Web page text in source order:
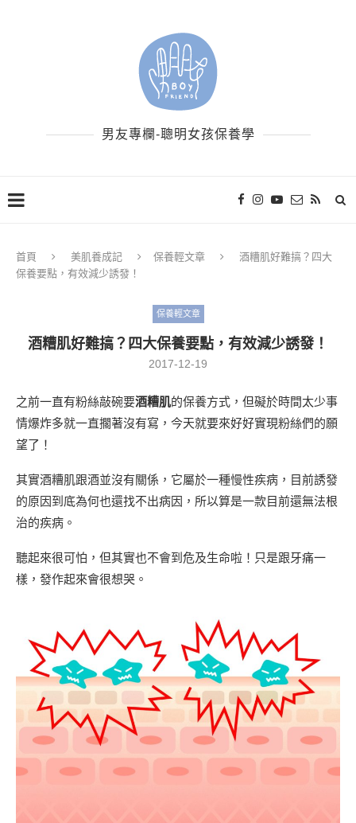
男友專欄-聰明女孩保養學
首頁 美肌養成記 保養輕文章
酒糟肌好難搞？四大
保養要點，有效減少誘發！
保養輕文章
酒糟肌好難搞？四大保養要點，有效減少誘發！
2017-12-19
之前一直有粉絲敲碗要酒糟肌的保養方式，但礙於時間太少事
情爆炸多就一直擱著沒有寫，今天就要來好好實現粉絲們的願
望了！
其實酒糟肌跟酒並沒有關係，它屬於一種慢性疾病，目前誘發
的原因到底為何也還找不出病因，所以算是一款目前還無法根
治的疾病。
聽起來很可怕，但其實也不會到危及生命啦！只是跟牙痛一
樣，發作起來會很想哭。